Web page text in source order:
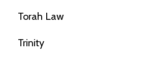
Torah Law
Trinity